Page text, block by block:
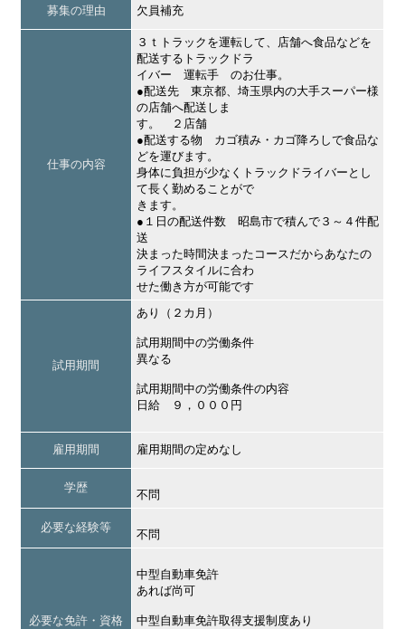
募集の理由 欠員補充
仕事の内容
３ｔトラックを運転して、店舗へ食品などを
配送するトラックドラ
イバー 運転手 のお仕事。
●配送先 東京都、埼玉県内の大手スーパー様
の店舗へ配送しま
す。 ２店舗
●配送する物 カゴ積み・カゴ降ろしで食品な
どを運びます。
身体に負担が少なくトラックドライバーとし
て長く勤めることがで
きます。
●１日の配送件数 昭島市で積んで３～４件配
送
決まった時間決まったコースだからあなたの
ライフスタイルに合わ
せた働き方が可能です
試用期間
あり（２カ月）
試用期間中の労働条件
異なる
試用期間中の労働条件の内容
日給 ９，０００円
雇用期間 雇用期間の定めなし
学歴
不問
必要な経験等
不問
必要な免許・資格
中型自動車免許
あれば尚可
中型自動車免許取得支援制度あり